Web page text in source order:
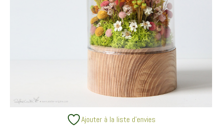
Ajouter à la liste d’envies